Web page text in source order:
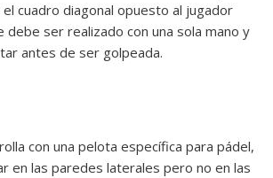
cuadro diagonal opuesto al jugador
debe ser realizado con una sola mano y
antes de ser golpeada.
con una pelota específica para pádel,
en las paredes laterales pero no en las